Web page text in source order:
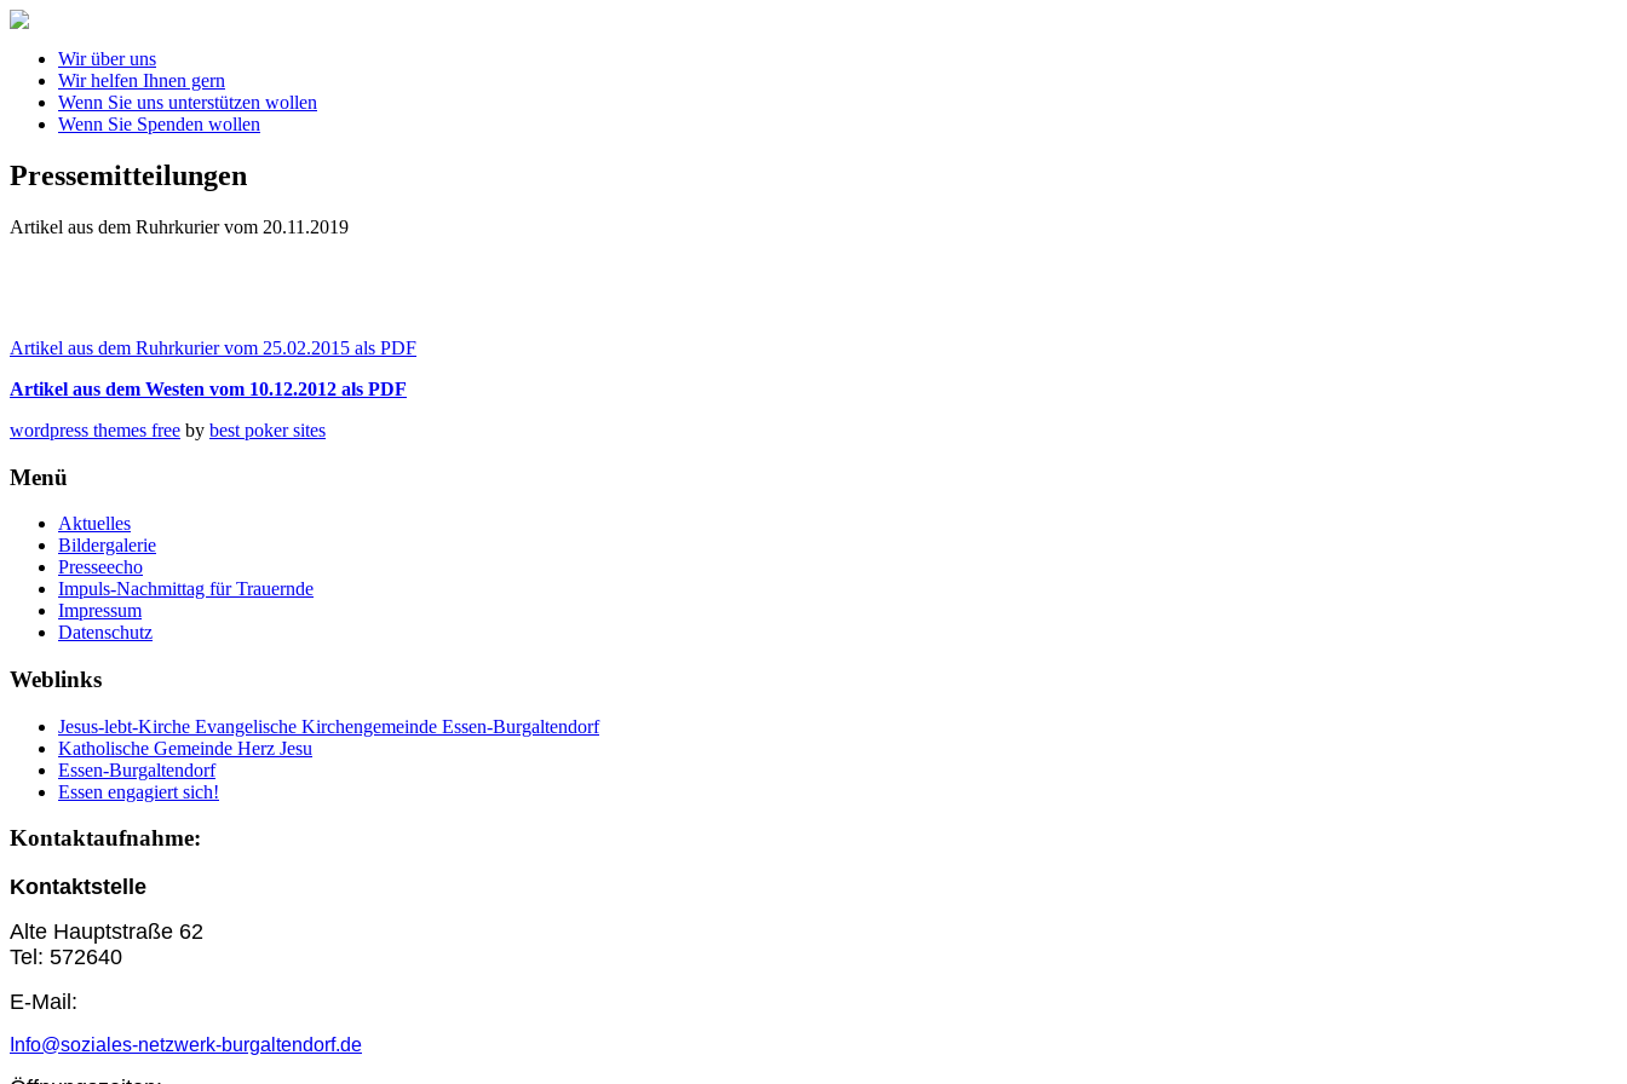
Wir über uns
Wir helfen Ihnen gern
Wenn Sie uns unterstützen wollen
Wenn Sie Spenden wollen
Pressemitteilungen
Artikel aus dem Ruhrkurier vom 20.11.2019
Artikel aus dem Ruhrkurier vom 25.02.2015 als PDF
Artikel aus dem Westen vom 10.12.2012 als PDF
wordpress themes free by best poker sites
Menü
Aktuelles
Bildergalerie
Presseecho
Impuls-Nachmittag für Trauernde
Impressum
Datenschutz
Weblinks
Jesus-lebt-Kirche Evangelische Kirchengemeinde Essen-Burgaltendorf
Katholische Gemeinde Herz Jesu
Essen-Burgaltendorf
Essen engagiert sich!
Kontaktaufnahme:
Kontaktstelle
Alte Hauptstraße 62
Tel: 572640
E-Mail:
Info@soziales-netzwerk-burgaltendorf.de